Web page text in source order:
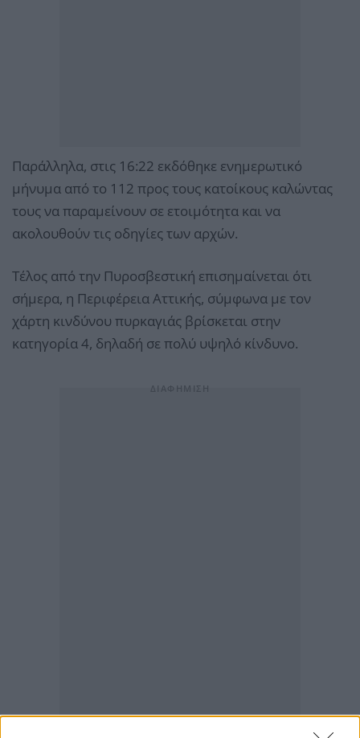
Παράλληλα, στις 16:22 εκδόθηκε ενημερωτικό
μήνυμα από το 112 προς τους κατοίκους καλώντας
τους να παραμείνουν σε ετοιμότητα και να
ακολουθούν τις οδηγίες των αρχών.
Τέλος από την Πυροσβεστική επισημαίνεται ότι
σήμερα, η Περιφέρεια Αττικής, σύμφωνα με τον
χάρτη κινδύνου πυρκαγιάς βρίσκεται στην
κατηγορία 4, δηλαδή σε πολύ υψηλό κίνδυνο.